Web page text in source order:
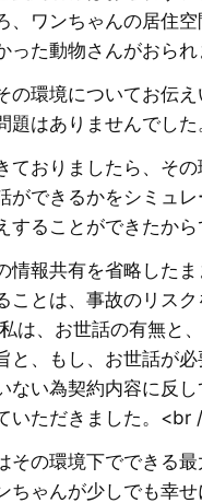
、ワンちゃんの居住
った動物さんがおら
の環境についてお伝
題はありませんでし
ておりましたら、そ
ができるかをシミュ
することができたか
情報共有を省略した
ことは、事故のリス
は、お世話の有無と
と、もし、お世話が
ない為契約内容に反
いただきました。<br
その環境下でできる
ちゃんが少しでも幸せ